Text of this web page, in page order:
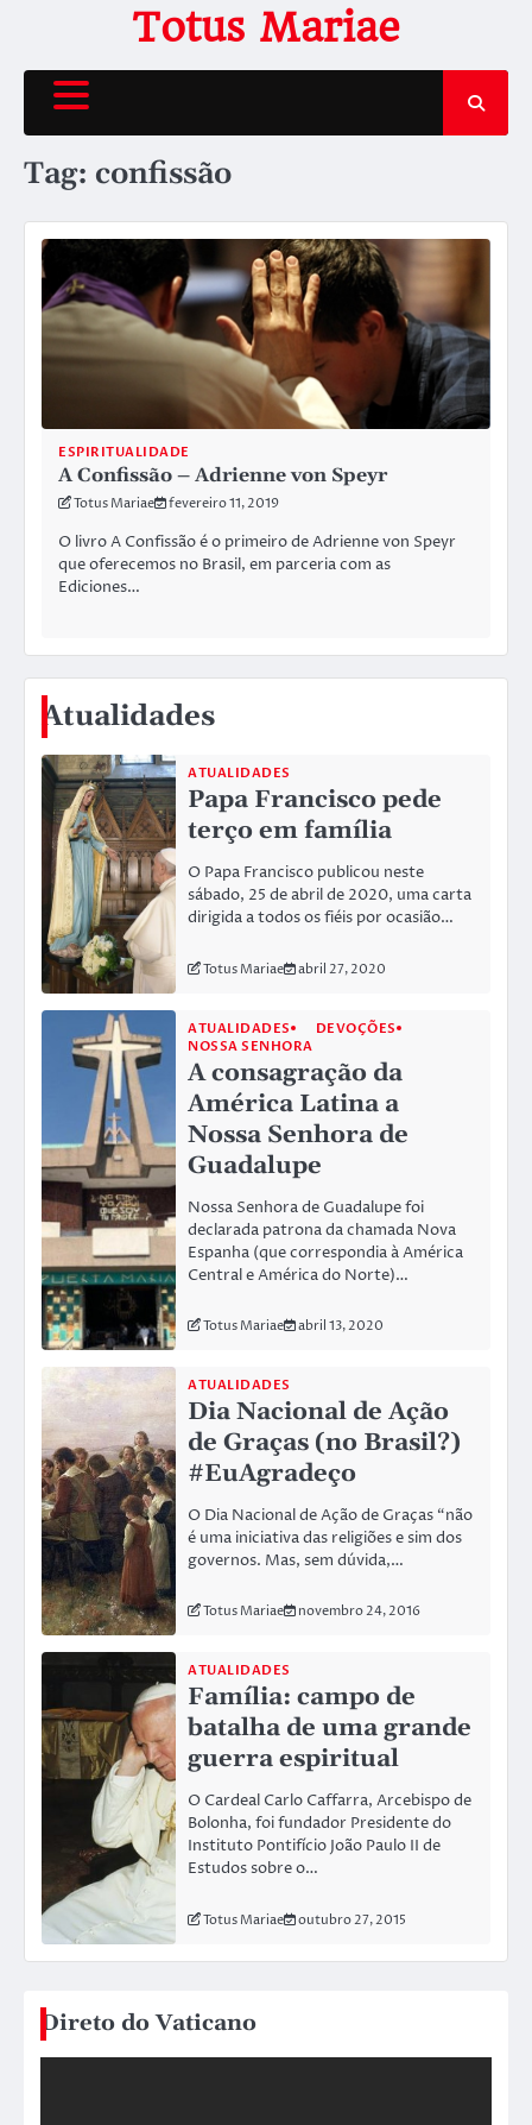
content
Totus Mariae
Tag: confissão
ESPIRITUALIDADE
A Confissão – Adrienne von Speyr
Totus Mariae fevereiro 11, 2019
O livro A Confissão é o primeiro de Adrienne von Speyr
que oferecemos no Brasil, em parceria com as
Ediciones…
Atualidades
ATUALIDADES
Papa Francisco pede
terço em família
O Papa Francisco publicou neste
sábado, 25 de abril de 2020, uma carta
dirigida a todos os fiéis por ocasião…
Totus Mariae abril 27, 2020
ATUALIDADES
DEVOÇÕES
NOSSA SENHORA
A consagração da
América Latina a
Nossa Senhora de
Guadalupe
Nossa Senhora de Guadalupe foi
declarada patrona da chamada Nova
Espanha (que correspondia à América
Central e América do Norte)…
Totus Mariae abril 13, 2020
ATUALIDADES
Dia Nacional de Ação
de Graças (no Brasil?)
#EuAgradeço
O Dia Nacional de Ação de Graças “não
é uma iniciativa das religiões e sim dos
governos. Mas, sem dúvida,…
Totus Mariae novembro 24, 2016
ATUALIDADES
Família: campo de
batalha de uma grande
guerra espiritual
O Cardeal Carlo Caffarra, Arcebispo de
Bolonha, foi fundador Presidente do
Instituto Pontifício João Paulo II de
Estudos sobre o…
Totus Mariae outubro 27, 2015
Direto do Vaticano